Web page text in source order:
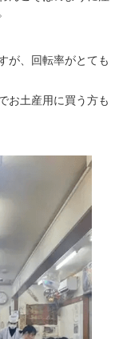
が、回転率がとても
お土産用に買う方も